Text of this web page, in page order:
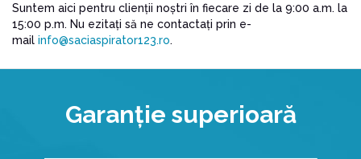
Suntem aici pentru clienții noștri în fiecare zi de la 9:00 a.m. la
15:00 p.m. Nu ezitați să ne contactați prin e-
mail info@saciaspirator123.ro.
Garanţie superioară